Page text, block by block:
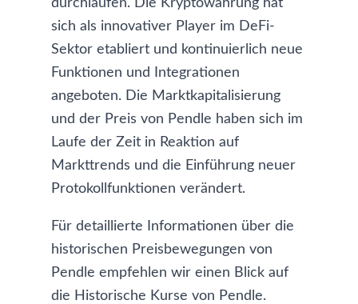
durchlaufen. Die Kryptowährung hat
sich als innovativer Player im DeFi-
Sektor etabliert und kontinuierlich neue
Funktionen und Integrationen
angeboten. Die Marktkapitalisierung
und der Preis von Pendle haben sich im
Laufe der Zeit in Reaktion auf
Markttrends und die Einführung neuer
Protokollfunktionen verändert.
Für detaillierte Informationen über die
historischen Preisbewegungen von
Pendle empfehlen wir einen Blick auf
die Historische Kurse von Pendle.